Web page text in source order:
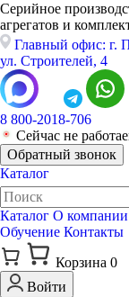
Серийное
агрегатов и
Главный офис: г.
ул. Строителей, 4
8 800-2018-706
Сейчас не
Обратный звонок
Каталог
Каталог О компании
Обучение Контакты
Корзина 0
Войти